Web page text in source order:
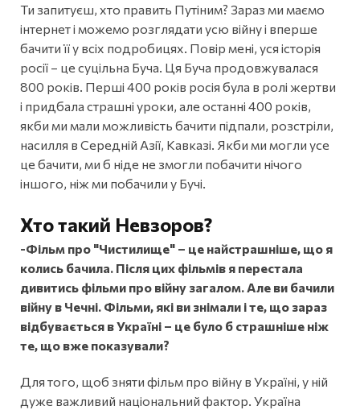
Ти запитуєш, хто править Путіним? Зараз ми маємо
інтернет і можемо розглядати усю війну і вперше
бачити її у всіх подробицях. Повір мені, уся історія
росії – це суцільна Буча. Ця Буча продовжувалася
800 років. Перші 400 років росія була в ролі жертви
і придбала страшні уроки, але останні 400 років,
якби ми мали можливість бачити підпали, розстріли,
насилля в Середній Азії, Кавказі. Якби ми могли усе
це бачити, ми б ніде не змогли побачити нічого
іншого, ніж ми побачили у Бучі.
Хто такий Невзоров?
-Фільм про "Чистилище" – це найстрашніше, що я
колись бачила. Після цих фільмів я перестала
дивитись фільми про війну загалом. Але ви бачили
війну в Чечні. Фільми, які ви знімали і те, що зараз
відбувається в Україні – це було б страшніше ніж
те, що вже показували?
Для того, щоб зняти фільм про війну в Україні, у ній
дуже важливий національний фактор. Україна